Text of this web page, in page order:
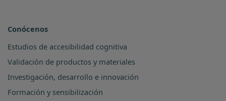
Conócenos
Estudios de accesibilidad cognitiva
Validación de productos y materiales
Investigación, desarrollo e innovación
Formación y sensibilización